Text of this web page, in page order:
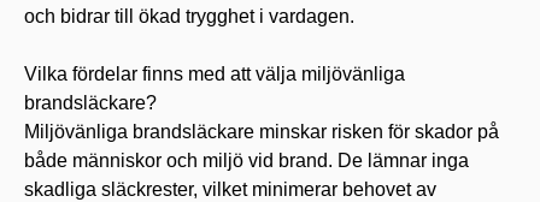
och bidrar till ökad trygghet i vardagen.
Vilka fördelar finns med att välja miljövänliga
brandsläckare?
Miljövänliga brandsläckare minskar risken för skador på
både människor och miljö vid brand. De lämnar inga
skadliga släckrester, vilket minimerar behovet av